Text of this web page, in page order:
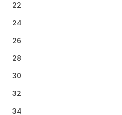
22
24
26
28
30
32
34